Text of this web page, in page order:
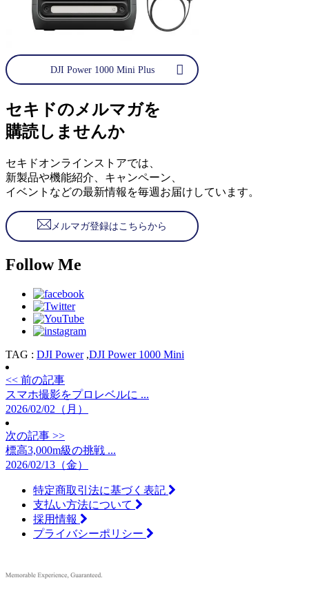
DJI Power 1000 Mini Plus
セキドのメルマガを
購読しませんか
セキドオンラインストアでは、
新製品や機能紹介、キャンペーン、
イベントなどの最新情報を毎週お届けしています。
メルマガ登録はこちらから
Follow Me
TAG : DJI Power,DJI Power 1000 Mini
<< 前の記事
スマホ撮影をプロレベルに ...
2026/02/02（月）
次の記事 >>
標高3,000m級の挑戦 ...
2026/02/13（金）
特定商取引法に基づく表記
支払い方法について
採用情報
プライバシーポリシー